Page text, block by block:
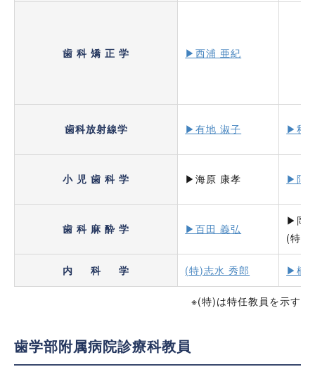
歯 科 矯 正 学 ▶西浦 亜紀
歯科放射線学 ▶有地 淑子 ▶秋
小 児 歯 科 学 ▶海原 康孝 ▶阿
歯 科 麻 酔 学 ▶百田 義弘
▶岡
(特)
内 科 学 (特)志水 秀郎 ▶楠
※(特)は特任教員を示す
歯学部附属病院診療科教員